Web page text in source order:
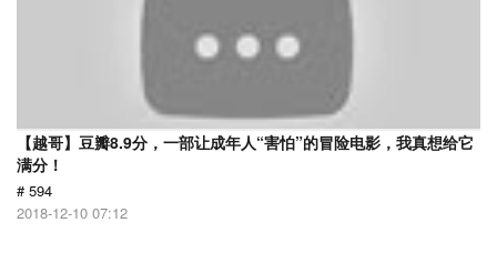
【越哥】豆瓣8.9分，一部让成年人“害怕”的冒险电影，我真想给它
满分！
# 594
2018-12-10 07:12